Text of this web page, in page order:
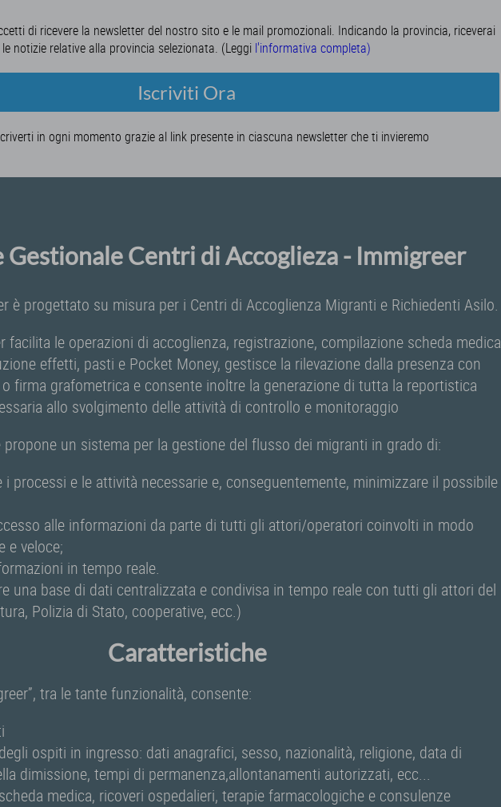
di ricevere la newsletter del nostro sito e le mail promozionali. Indicando la provincia, riceverai
le notizie relative alla provincia selezionata. (Leggi l'informativa completa)
Iscriviti Ora
in ogni momento grazie al link presente in ciascuna newsletter che ti invieremo
Gestionale Centri di Accoglieza - Immigreer
è progettato su misura per i Centri di Accoglienza Migranti e Richiedenti Asilo.
facilita le operazioni di accoglienza, registrazione, compilazione scheda medica
effetti, pasti e Pocket Money, gestisce la rilevazione dalla presenza con
firma grafometrica e consente inoltre la generazione di tutta la reportistica
allo svolgimento delle attività di controllo e monitoraggio
un sistema per la gestione del flusso dei migranti in grado di:
i processi e le attività necessarie e, conseguentemente, minimizzare il possibile
alle informazioni da parte di tutti gli attori/operatori coinvolti in modo
e veloce;
in tempo reale.
una base di dati centralizzata e condivisa in tempo reale con tutti gli attori del
Polizia di Stato, cooperative, ecc.)
Caratteristiche
tra le tante funzionalità, consente:
ospiti in ingresso: dati anagrafici, sesso, nazionalità, religione, data di
dimissione, tempi di permanenza,allontanamenti autorizzati, ecc...
medica, ricoveri ospedalieri, terapie farmacologiche e consulenze